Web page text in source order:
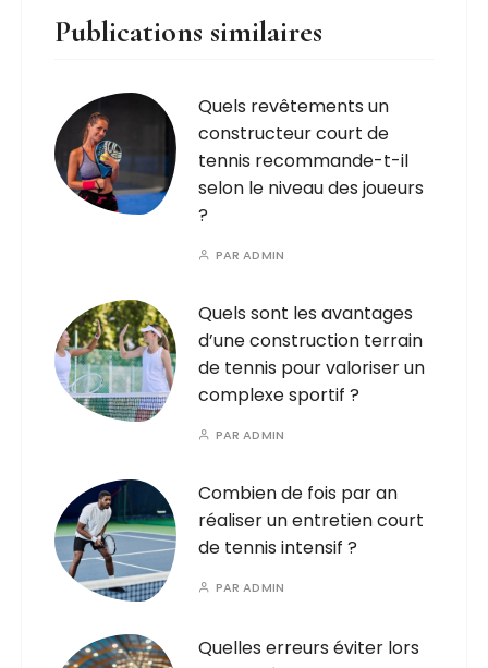
Publications similaires
Quels revêtements un
constructeur court de
tennis recommande-t-il
selon le niveau des joueurs
?
PARADMIN
Quels sont les avantages
d’une construction terrain
de tennis pour valoriser un
complexe sportif ?
PARADMIN
Combien de fois par an
réaliser un entretien court
de tennis intensif ?
PARADMIN
Quelles erreurs éviter lors